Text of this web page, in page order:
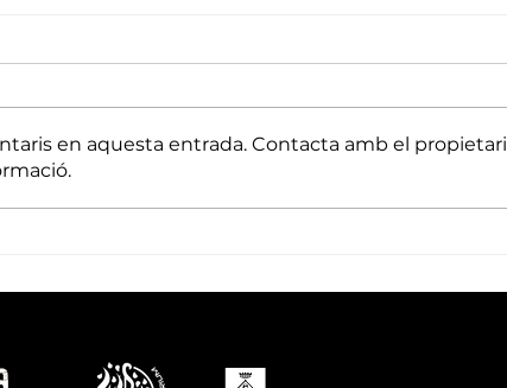
en aquesta entrada. Contacta amb el propietari